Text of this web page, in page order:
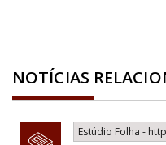
NOTÍCIAS
Estúdio Folha -